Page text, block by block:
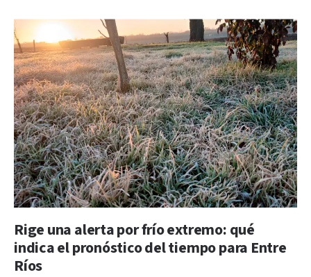
Rige una alerta por frío extremo: qué
indica el pronóstico del tiempo para Entre
Ríos